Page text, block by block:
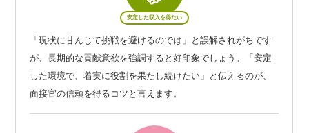
安定した収入を得たい
「現状に甘んじて挑戦を避けるのでは」と誤解されがちです
が、長期的な貢献意欲を強調すると好印象でしょう。「安定
した環境で、着実に役割を果たし続けたい」と伝えるのが、
面接官の信頼を得るコツと言えます。